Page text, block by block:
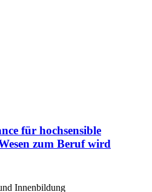
für hochsensible
zum Beruf wird
Innenbildung